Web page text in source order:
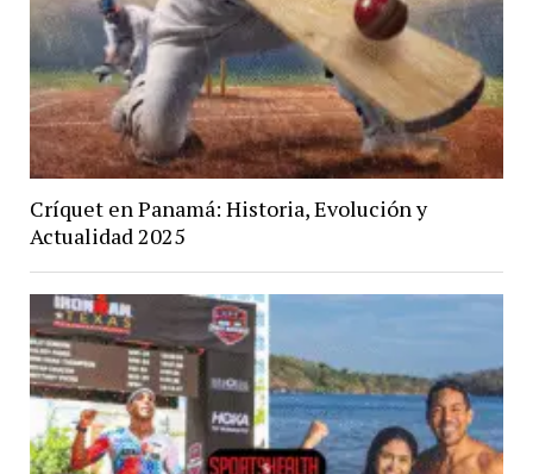
Críquet en Panamá: Historia, Evolución y
Actualidad 2025